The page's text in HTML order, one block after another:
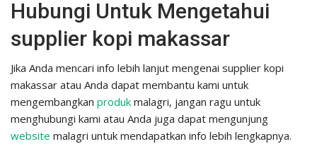
Hubungi Untuk Mengetahui
supplier kopi makassar
Jika Anda mencari info lebih lanjut mengenai supplier kopi
makassar atau Anda dapat membantu kami untuk
mengembangkan produk malagri, jangan ragu untuk
menghubungi kami atau Anda juga dapat mengunjung
website malagri untuk mendapatkan info lebih lengkapnya.